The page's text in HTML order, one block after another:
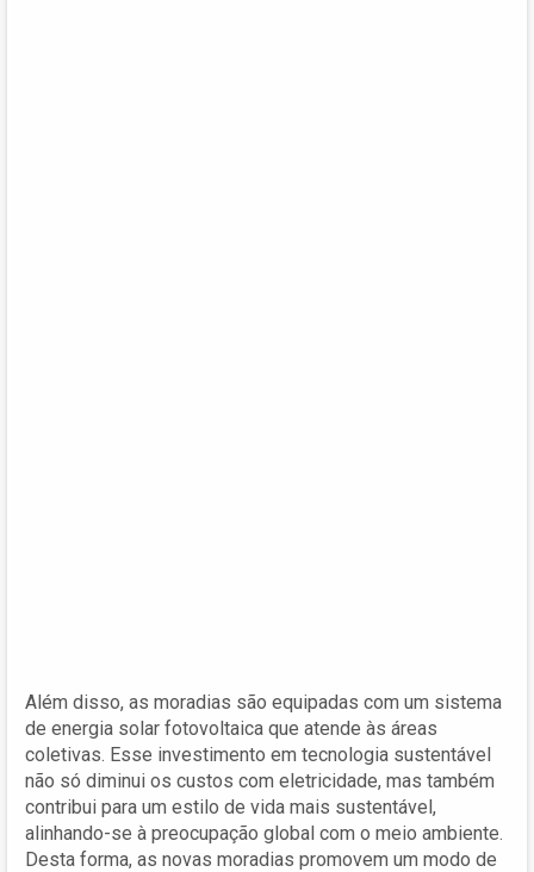
Além disso, as moradias são equipadas com um sistema
de energia solar fotovoltaica que atende às áreas
coletivas. Esse investimento em tecnologia sustentável
não só diminui os custos com eletricidade, mas também
contribui para um estilo de vida mais sustentável,
alinhando-se à preocupação global com o meio ambiente.
Desta forma, as novas moradias promovem um modo de